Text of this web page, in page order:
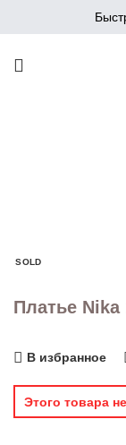
SOLD
Платье Nika
В избранное
Этого товара